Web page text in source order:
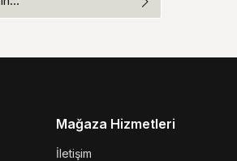
Mağaza Hizmetleri
İletişim